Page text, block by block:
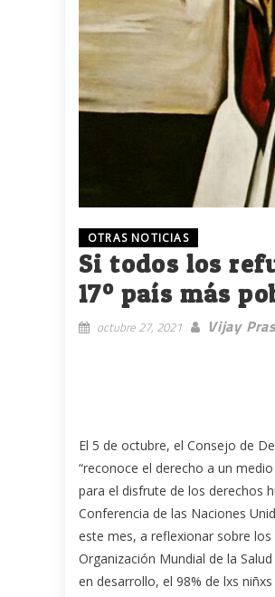
OTRAS NOTICIAS
Si todos los
17º país más
octubre 27, 2021 Vijay
El 5 de octubre, el Consejo de
“reconoce el derecho a un
para el disfrute de los derechos
Conferencia de las Naciones
este mes, a reflexionar sobre
Organización Mundial de la
en desarrollo, el 98% de lxs